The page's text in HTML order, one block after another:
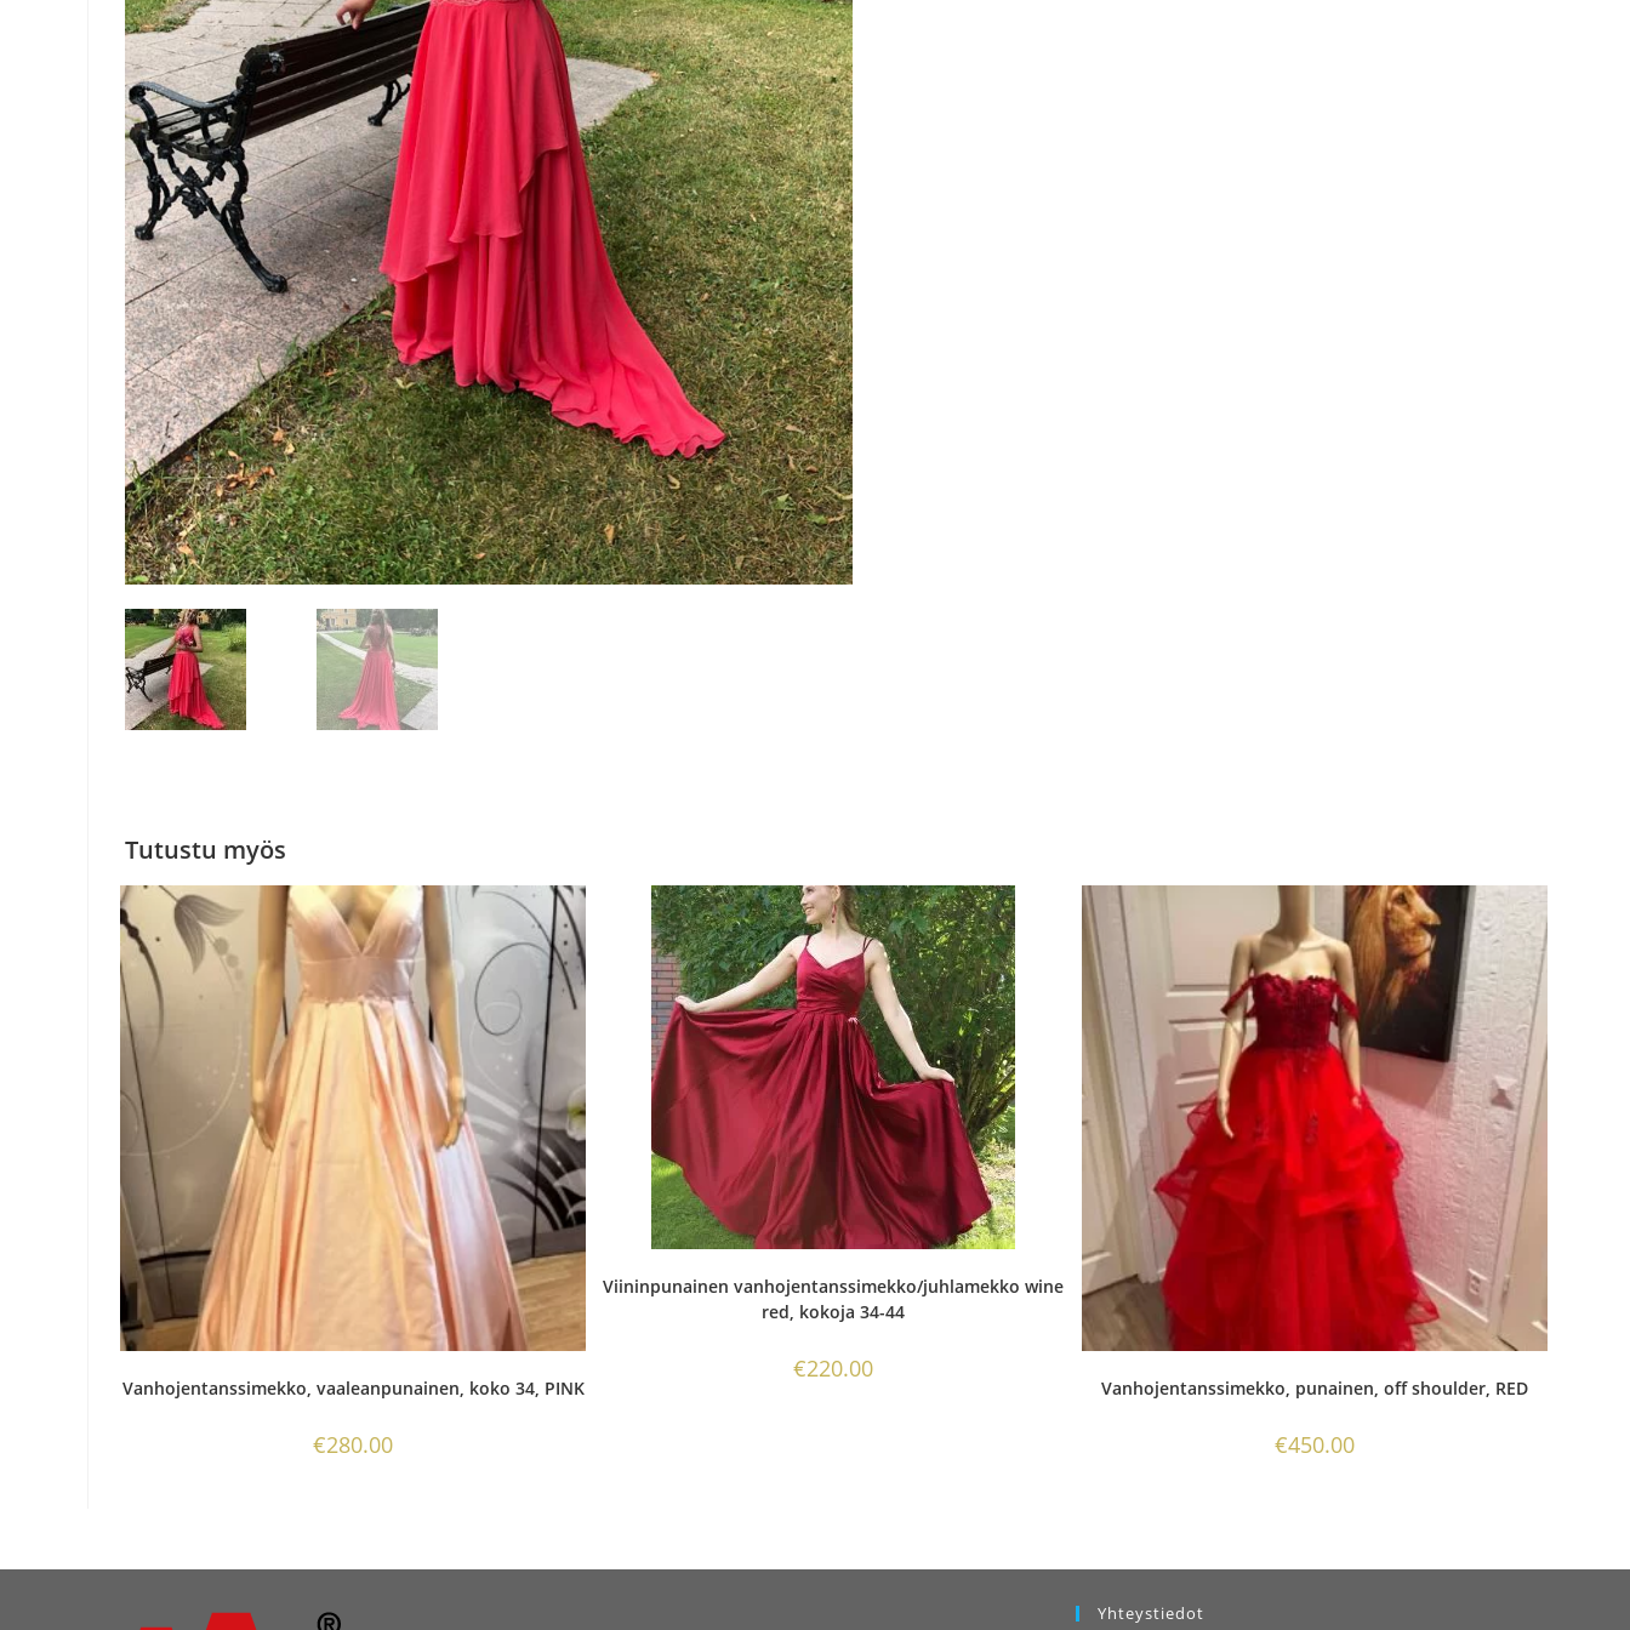
Tutustu myös
Vanhojentanssimekko, vaaleanpunainen, koko 34, PINK
€280.00
Viininpunainen vanhojentanssimekko/juhlamekko wine
red, kokoja 34-44
€220.00
Vanhojentanssimekko, punainen, off shoulder, RED
€450.00
Yhteystiedot